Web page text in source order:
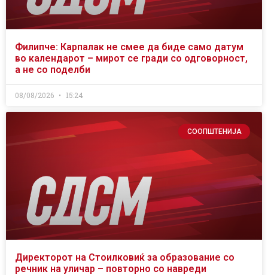
Филипче: Карпалак не смее да биде само датум
во календарот – мирот се гради со одговорност,
а не со поделби
08/08/2026 15:24
СООПШТЕНИЈА
Директорот на Стоилковиќ за образование со
речник на уличар – повторно со навреди